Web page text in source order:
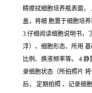
精擦拭细胞培养瓶表面，
盖，将细 胞置于细胞培
3.仔细阅读细胞说明书，
浮）、细胞形态、所用
比例、换液频率等。 4.
录细胞状态（所拍照片
后， 定期拍照 、记录细